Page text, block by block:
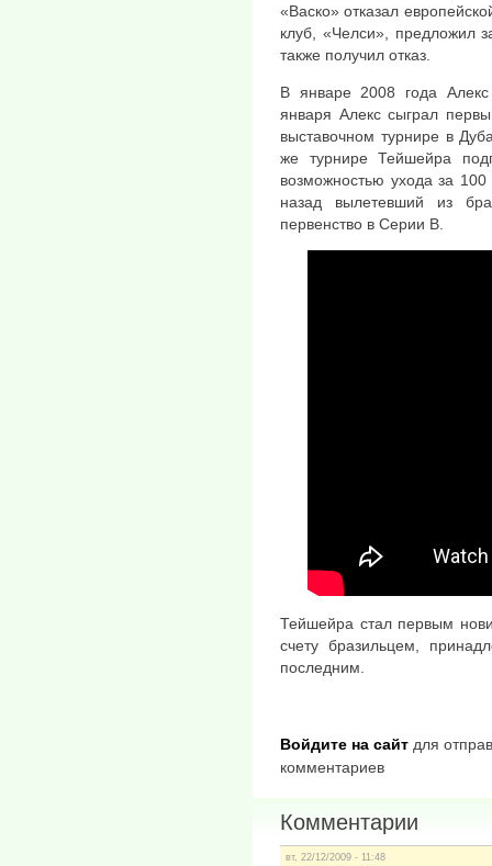
«Васко» отказал
клуб, «Челси», предложил
также получил отказ.
В январе 2008 года
января Алекс сыграл
выставочном турнире в
же турнире Тейшейра
возможностью ухода за
назад вылетевший из
первенство в Серии B.
Тейшейра стал первым
счету бразильцем,
последним.
Войдите на сайт для
комментариев
Комментарии
вт, 22/12/2009 - 11:48